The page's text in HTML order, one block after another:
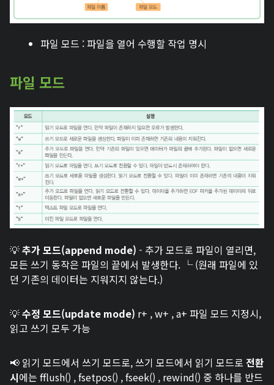
파일 모드 : 파일을 열어 수행할 작업 명시
파일 모드
💡추가 모드(append mode) - 추가 모드로 파일이 열리면,
모든 쓰기 동작은 파일의 끝에서 발생한다. └ (원래 파일에 있
던 기존의 데이터는 지워지지 않는다.)
💡수정 모드(update mode) r+ , w+ , a+ 파일 모드 지정시,
읽고 쓰기 모두 가능
📢 읽기 모드에서 쓰기 모드로, 쓰기 모드에서 읽기 모드로 전환
시에는 fflush() , fsetpos() , fseek() , rewind() 중 하나를 반드